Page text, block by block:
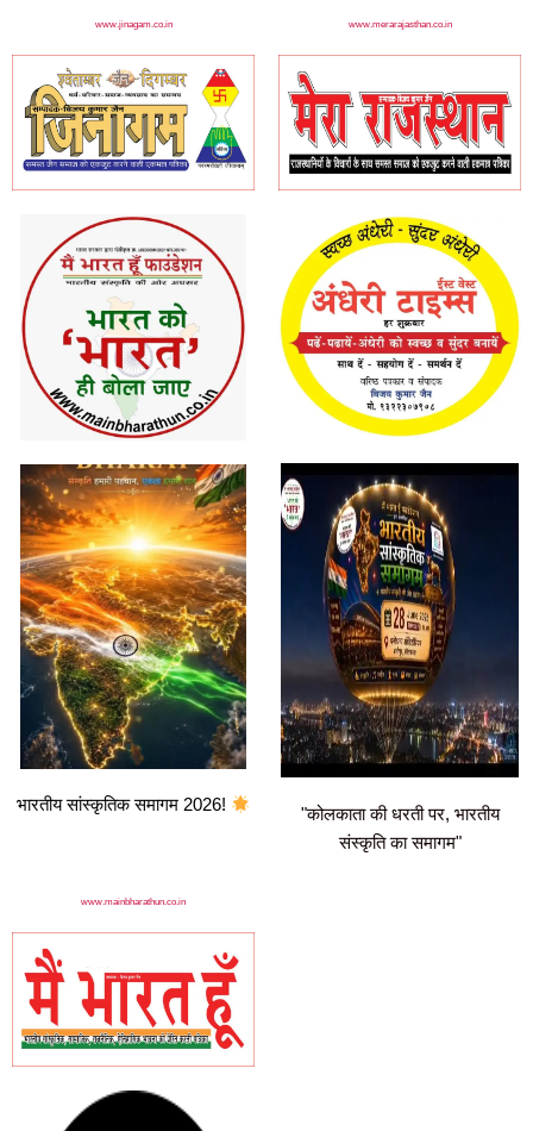
www.jinagam.co.in
भारतीय सांस्कृतिक समागम 2026!
www.merarajasthan.co.in
"कोलकाता की धरती पर, भारतीय
संस्कृति का समागम"
www.mainbharathun.co.in